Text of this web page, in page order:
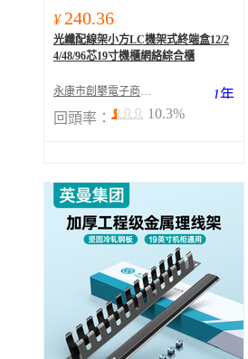
¥ 240.36
光纖配線架小方LC機架式終端盒12/2
4/48/96芯19寸機櫃網絡綜合櫃
永康市創攀電子商務商行 1年
回頭率：
10.3%